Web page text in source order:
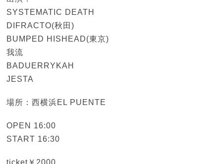
SYSTEMATIC DEATH
DIFRACTO(秋田)
BUMPED HISHEAD(東京)
我流
BADUERRYKAH
JESTA
場所：西横浜EL PUENTE
OPEN 16:00
START 16:30
ticket￥2000